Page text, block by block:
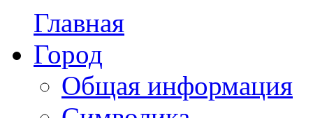
Главная
Город
Общая информация